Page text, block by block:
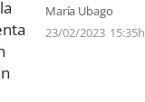
María Ubago
23/02/2023 15:35h